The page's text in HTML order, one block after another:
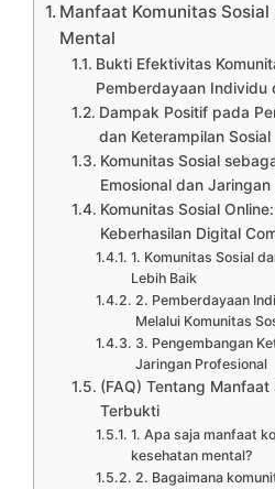
Manfaat Komunitas
Mental
Bukti Efektivitas
Pemberdayaan Individu
Dampak Positif pada
dan Keterampilan Sosial
Komunitas Sosial
Emosional dan
Komunitas Sosial
Keberhasilan Digital
1. Komunitas Sosial
Lebih Baik
2. Pemberdayaan
Melalui Komunitas
3. Pengembangan
Jaringan Profesional
(FAQ) Tentang Manfaat
Terbukti
1. Apa saja manfaat
kesehatan mental?
2. Bagaimana